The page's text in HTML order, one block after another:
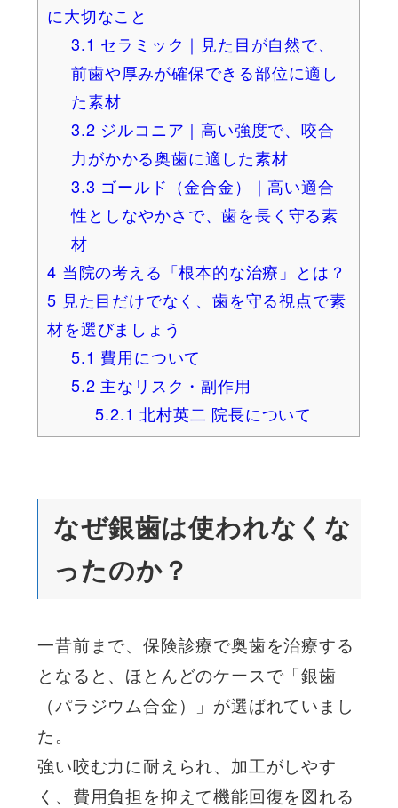
に大切なこと
3.1 セラミック｜見た目が自然で、
前歯や厚みが確保できる部位に適し
た素材
3.2 ジルコニア｜高い強度で、咬合
力がかかる奥歯に適した素材
3.3 ゴールド（金合金）｜高い適合
性としなやかさで、歯を長く守る素
材
4 当院の考える「根本的な治療」とは？
5 見た目だけでなく、歯を守る視点で素
材を選びましょう
5.1 費用について
5.2 主なリスク・副作用
5.2.1 北村英二 院長について
なぜ銀歯は使われなくな
ったのか？
一昔前まで、保険診療で奥歯を治療する
となると、ほとんどのケースで「銀歯
（パラジウム合金）」が選ばれていまし
た。
強い咬む力に耐えられ、加工がしやす
く、費用負担を抑えて機能回復を図れる